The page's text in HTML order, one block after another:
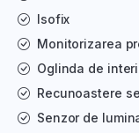
Isofix
Monitorizarea
Oglinda de
Recunoastere
Senzor de